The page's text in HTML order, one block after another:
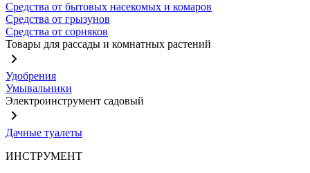
Средства от бытовых насекомых и комаров
Средства от грызунов
Средства от сорняков
Товары для рассады и комнатных растений
Удобрения
Умывальники
Электроинструмент садовый
Дачные туалеты
ИНСТРУМЕНТ